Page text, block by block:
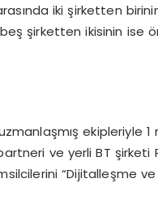
iki şirketten
şirketten ikisinin ise
ekipleriyle
ve yerli BT şirketi
“Dijitalleşme